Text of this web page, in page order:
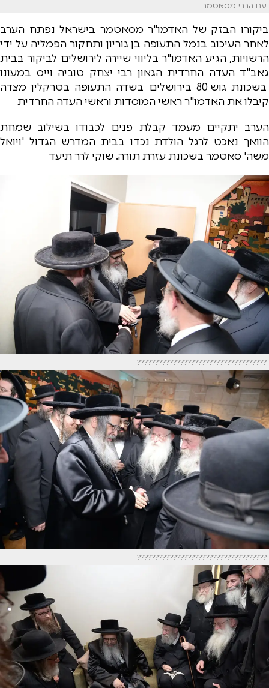
עם הרבי מסאטמר
ביקורו הבזק של האדמו"ר מסאטמר בישראל נפתח הערב
לאחר העיכוב בנמל התעופה בן גוריון ותחקור הפמליה על ידי
הרשויות, הגיע האדמו"ר בליווי שיירה לירושלים לביקור בבית
גאב"ד העדה החרדית הגאון רבי יצחק טוביה וייס במעונו
בשכונת גוש 80 בירושלים בשדה התעופה בטרקלין מצדה
קיבלו את האדמו"ר ראשי המוסדות וראשי העדה החרדית
הערב יתקיים מעמד קבלת פנים לכבודו בשילוב שמחת
הוואך נאכט לרגל הולדת נכדו בבית המדרש הגדול 'ויואל
משה' סאטמר בשכונת עזרת תורה. שוקי לרר תיעד
????????????????????????????????????
????????????????????????????????????